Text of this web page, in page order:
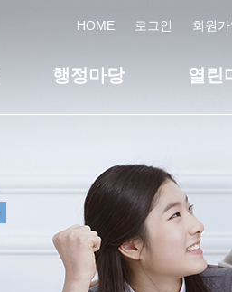
HOME 로그인 회원
행정마당 열린